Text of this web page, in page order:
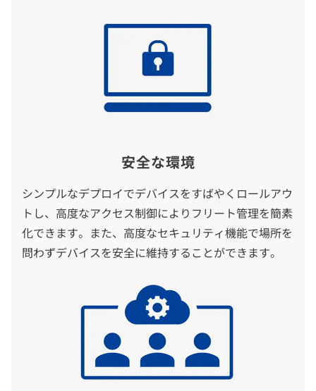
安全な環境
シンプルなデプロイでデバイスをすばやくロールアウ
トし、高度なアクセス制御によりフリート管理を簡素
化できます。また、高度なセキュリティ機能で場所を
問わずデバイスを安全に維持することができます。